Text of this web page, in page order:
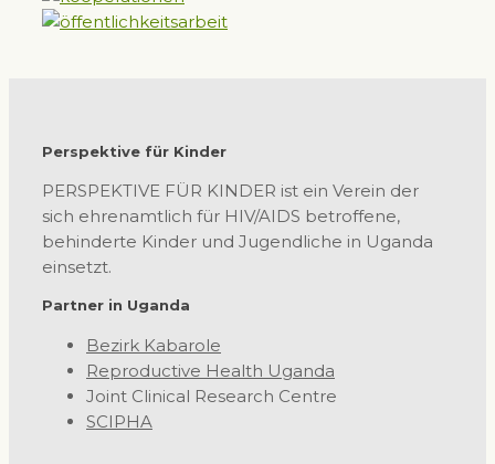
Perspektive für Kinder
PERSPEKTIVE FÜR KINDER ist ein Verein der
sich ehrenamtlich für HIV/AIDS betroffene,
behinderte Kinder und Jugendliche in Uganda
einsetzt.
Partner in Uganda
Bezirk Kabarole
Reproductive Health Uganda
Joint Clinical Research Centre
SCIPHA